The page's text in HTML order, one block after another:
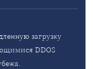
загрузку
DDOS